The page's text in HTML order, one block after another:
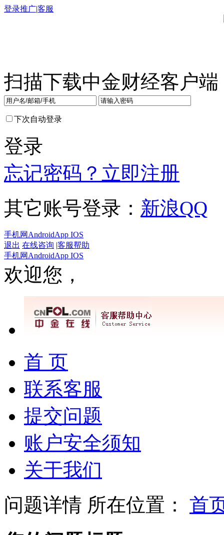
登录推广|客服
扫描下载中金财经客户端
下次自动登录
登录
忘记密码？ 立即注册
其它账号登录： 新浪QQ
手机网 AndroidApp IOS
退出 在线咨询 |客服帮助
手机网 AndroidApp IOS
欢迎您，
首 页
联系客服
提交问题
账户安全须知
关于我们
问题详情 所在位置： 首